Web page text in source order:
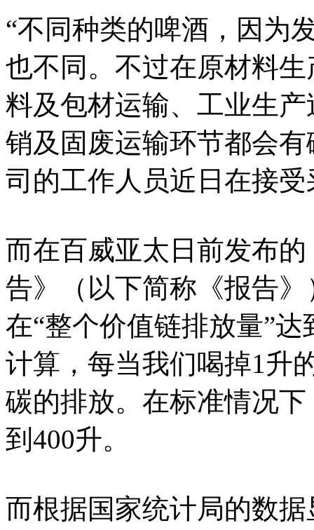
“不同种类的啤酒，因为
也不同。不过在原材料
料及包材运输、工业生
销及固废运输环节都会
司的工作人员近日在接
而在百威亚太日前发布
告》（以下简称《报告
在“整个价值链排放量”
计算，每当我们喝掉1升
碳的排放。在标准情况
到400升。
而根据国家统计局的数